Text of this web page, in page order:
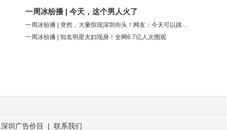
一周冰纷播 | 今天，这个男人火了
一周冰纷播 | 知名明星夫妇现身！全网6.7亿人次围观
深圳广告价目 | 联系我们